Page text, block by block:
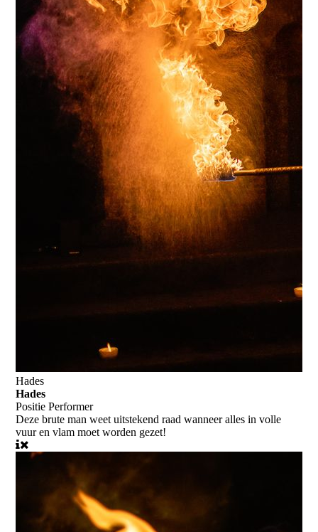
Hades
Hades
PositiePerformer
Deze brute man weet uitstekend raad wanneer alles in volle
vuur en vlam moet worden gezet!